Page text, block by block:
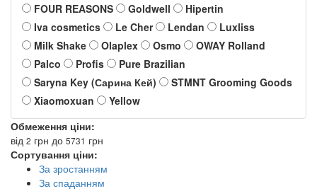
FOUR REASONS
Goldwell
Hipertin
Iva cosmetics
Le Cher Lendan
Luxliss
Milk Shake
Olaplex Osmo
OWAY Rolland
Palco
Profis
Pure Brazilian
Saryna Key (Сарина Кей)
STMNT Grooming Goods
Xiaomoxuan
Yellow
Обмеження ціни:
від 2 грн до 5731 грн
Сортування ціни:
За зростанням
За спаданням